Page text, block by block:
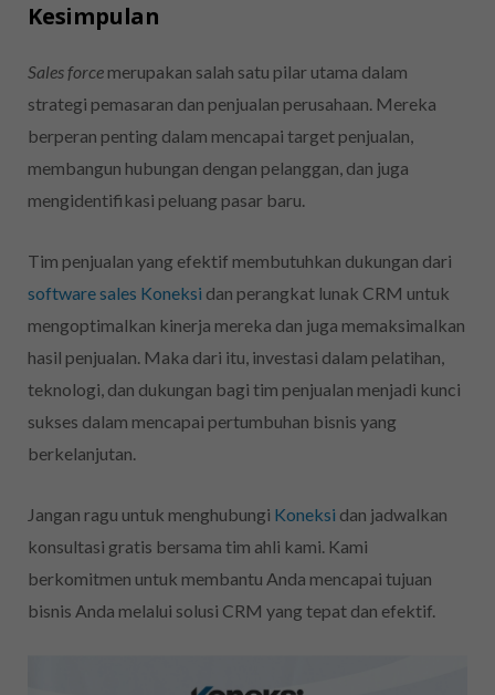
Kesimpulan
Sales force merupakan salah satu pilar utama dalam
strategi pemasaran dan penjualan perusahaan. Mereka
berperan penting dalam mencapai target penjualan,
membangun hubungan dengan pelanggan, dan juga
mengidentifikasi peluang pasar baru.
Tim penjualan yang efektif membutuhkan dukungan dari
software sales Koneksi dan perangkat lunak CRM untuk
mengoptimalkan kinerja mereka dan juga memaksimalkan
hasil penjualan. Maka dari itu, investasi dalam pelatihan,
teknologi, dan dukungan bagi tim penjualan menjadi kunci
sukses dalam mencapai pertumbuhan bisnis yang
berkelanjutan.
Jangan ragu untuk menghubungi Koneksi dan jadwalkan
konsultasi gratis bersama tim ahli kami. Kami
berkomitmen untuk membantu Anda mencapai tujuan
bisnis Anda melalui solusi CRM yang tepat dan efektif.